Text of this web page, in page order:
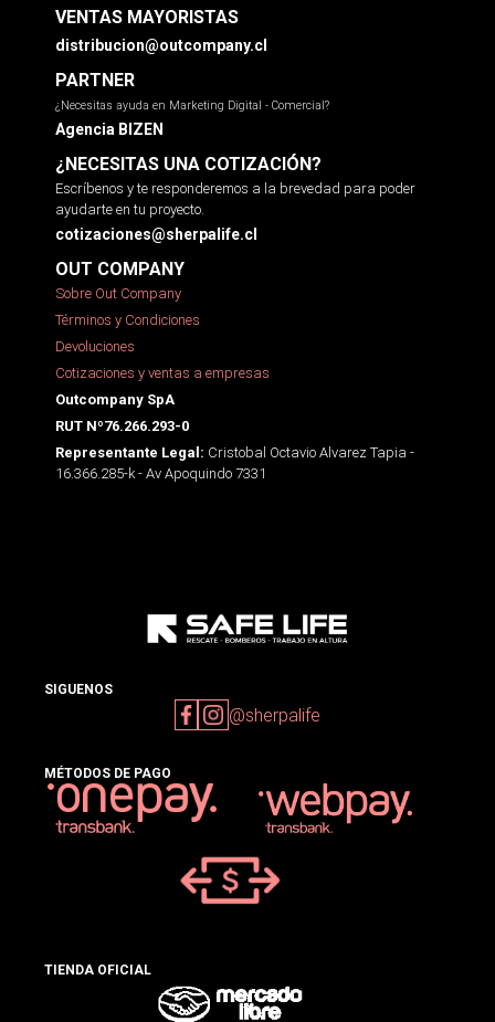
VENTAS MAYORISTAS
distribucion@outcompany.cl
PARTNER
¿Necesitas ayuda en Marketing Digital - Comercial?
Agencia BIZEN
¿NECESITAS UNA COTIZACIÓN?
Escríbenos y te responderemos a la brevedad para poder
ayudarte en tu proyecto.
cotizaciones@sherpalife.cl
OUT COMPANY
Sobre Out Company
Términos y Condiciones
Devoluciones
Cotizaciones y ventas a empresas
Outcompany SpA
RUT Nº76.266.293-0
Representante Legal: Cristobal Octavio Alvarez Tapia -
16.366.285-k - Av Apoquindo 7331
SIGUENOS
@sherpalife
MÉTODOS DE PAGO
TIENDA OFICIAL